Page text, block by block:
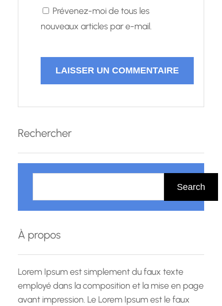
Prévenez-moi de tous les
nouveaux articles par e-mail.
Rechercher
h
r
c
h
Search
À propos
Lorem Ipsum est simplement du faux texte
employé dans la composition et la mise en page
avant impression. Le Lorem Ipsum est le faux